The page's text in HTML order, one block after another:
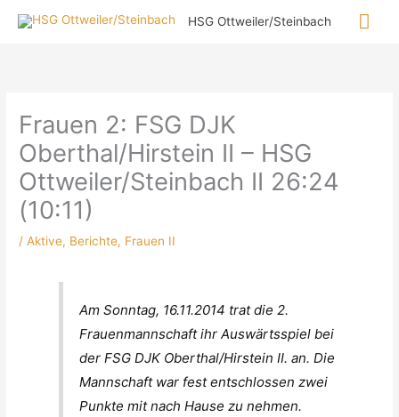
Inhalt
HSG Ottweiler/Steinbach
Frauen 2: FSG DJK
Oberthal/Hirstein II – HSG
Ottweiler/Steinbach II 26:24
(10:11)
/Aktive, Berichte, Frauen II
Am Sonntag, 16.11.2014 trat die 2.
Frauenmannschaft ihr Auswärtsspiel bei
der FSG DJK Oberthal/Hirstein II. an. Die
Mannschaft war fest entschlossen zwei
Punkte mit nach Hause zu nehmen.